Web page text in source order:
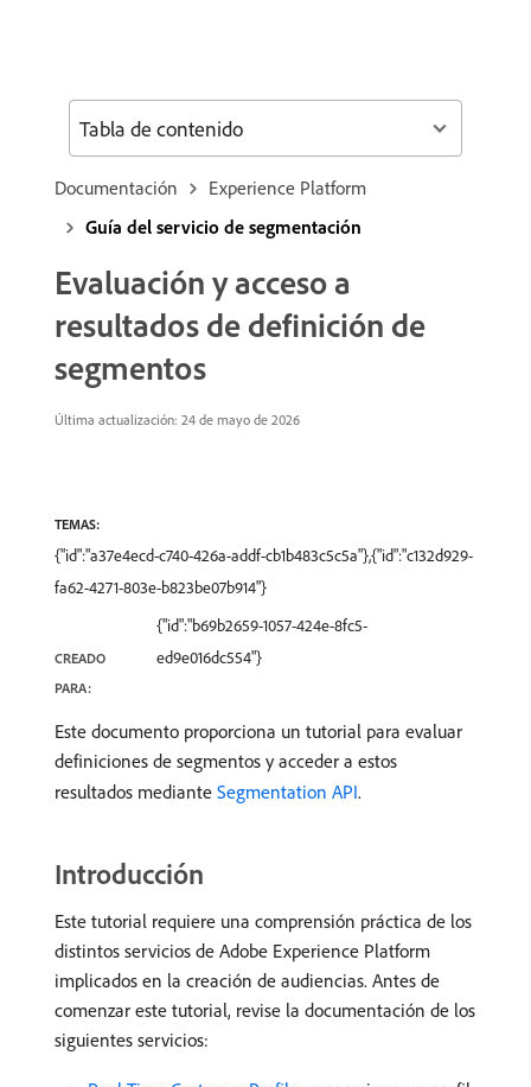
Documentación
Experience Platform
Guía del servicio de segmentación
Evaluación y acceso a
resultados de definición de
segmentos
Última actualización: 24 de mayo de 2026
TEMAS:
{"id":"a37e4ecd-c740-426a-addf-cb1b483c5c5a"},{"id":"c132d929-
fa62-4271-803e-b823be07b914"}
CREADO
PARA:
{"id":"b69b2659-1057-424e-8fc5-
ed9e016dc554"}
Este documento proporciona un tutorial para evaluar
definiciones de segmentos y acceder a estos
resultados mediante Segmentation API.
Introducción
Este tutorial requiere una comprensión práctica de los
distintos servicios de Adobe Experience Platform
implicados en la creación de audiencias. Antes de
comenzar este tutorial, revise la documentación de los
siguientes servicios:
Tabla de contenido